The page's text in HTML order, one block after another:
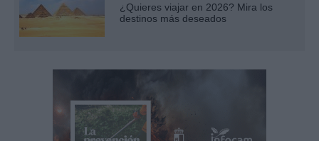
¿Quieres viajar en 2026? Mira los
destinos más deseados